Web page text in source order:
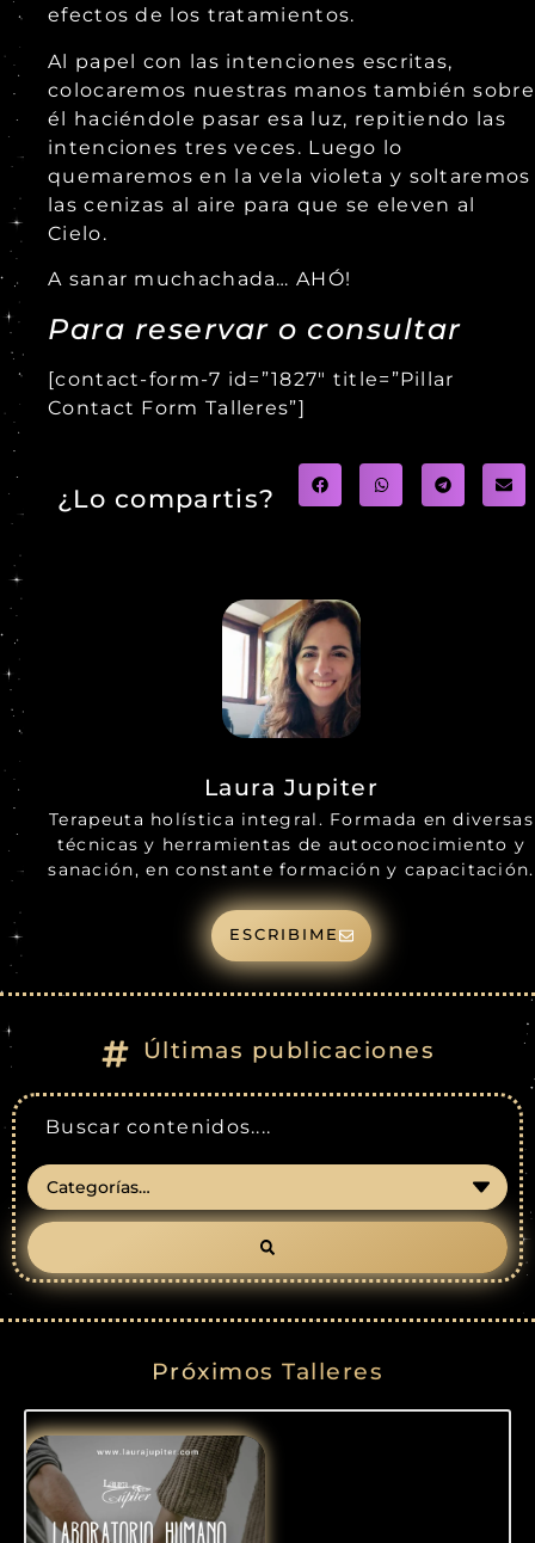
efectos de los tratamientos.
Al papel con las intenciones escritas,
colocaremos nuestras manos también sobre
él haciéndole pasar esa luz, repitiendo las
intenciones tres veces. Luego lo
quemaremos en la vela violeta y soltaremos
las cenizas al aire para que se eleven al
Cielo.
A sanar muchachada… AHÓ!
Para reservar o consultar
[contact-form-7 id=”1827″ title=”Pillar
Contact Form Talleres”]
¿Lo compartis?
Laura Jupiter
Terapeuta holística integral. Formada en diversas
técnicas y herramientas de autoconocimiento y
sanación, en constante formación y capacitación.
ESCRIBIME
Últimas publicaciones
Próximos Talleres